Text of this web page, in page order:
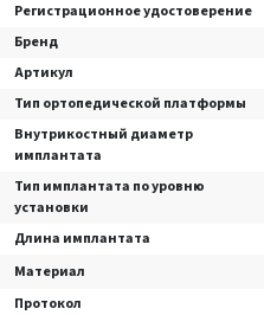
Регистрационное удостоверение
Бренд
Артикул
Тип ортопедической платформы
Внутрикостный диаметр
имплантата
Тип имплантата по уровню
установки
Длина имплантата
Материал
Протокол